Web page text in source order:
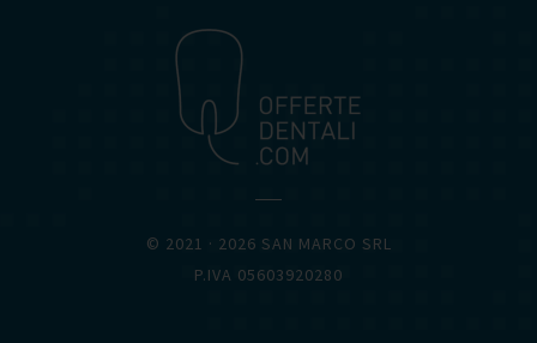
© 2021 · 2026 SAN MARCO SRL
P.IVA 05603920280